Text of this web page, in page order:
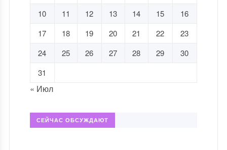
10
11 12 13 14 15
16
17
18 19 20 21 22
23
24
25 26 27 28 29
30
31
« Июл
СЕЙЧАС ОБСУЖДАЮТ